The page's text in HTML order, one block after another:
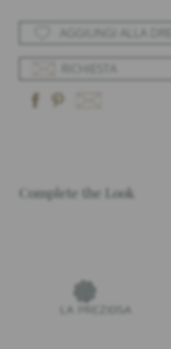
Complete the Look